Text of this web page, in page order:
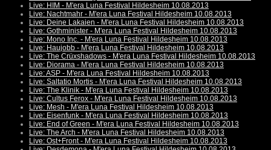
Live: HIM - M'era Luna Festival Hildesheim 10.08.2013
Live: Nachtmahr - M'era Luna Festival Hildesheim 10.08.2013
Live: Deine Lakaien - M'era Luna Festival Hildesheim 10.08.2013
Live: Gothminister - M'era Luna Festival Hildesheim 10.08.2013
Live: Mono Inc. - M'era Luna Festival Hildesheim 10.08.2013
Live: Haujobb - M'era Luna Festival Hildesheim 10.08.2013
Live: The Crüxshadows - M'era Luna Festival Hildesheim 10.08.2013
Live: Diorama - M'era Luna Festival Hildesheim 10.08.2013
Live: ASP - M'era Luna Festival Hildesheim 10.08.2013
Live: Saltatio Mortis - M'era Luna Festival Hildesheim 10.08.2013
Live: The Klinik - M'era Luna Festival Hildesheim 10.08.2013
Live: Cultus Ferox - M'era Luna Festival Hildesheim 10.08.2013
Live: Mesh - M'era Luna Festival Hildesheim 10.08.2013
Live: Eisenfunk - M'era Luna Festival Hildesheim 10.08.2013
Live: End of Green - M'era Luna Festival Hildesheim 10.08.2013
Live: The Arch - M'era Luna Festival Hildesheim 10.08.2013
Live: Ost+Front - M'era Luna Festival Hildesheim 10.08.2013